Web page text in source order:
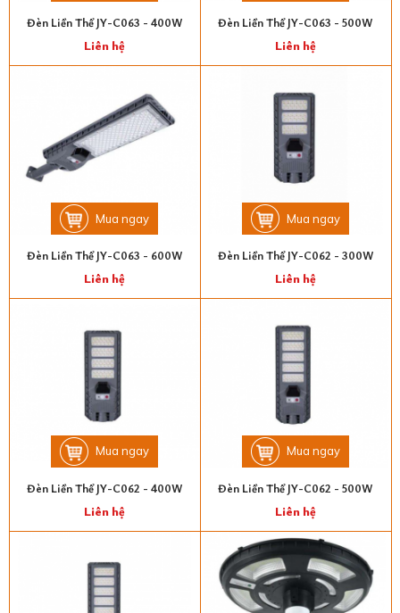
Đèn Liền Thể JY-C063 - 400W
Liên hệ
Đèn Liền Thể JY-C063 - 500W
Liên hệ
Mua ngay
Đèn Liền Thể JY-C063 - 600W
Liên hệ
Mua ngay
Đèn Liền Thể JY-C062 - 300W
Liên hệ
Mua ngay
Đèn Liền Thể JY-C062 - 400W
Liên hệ
Mua ngay
Đèn Liền Thể JY-C062 - 500W
Liên hệ